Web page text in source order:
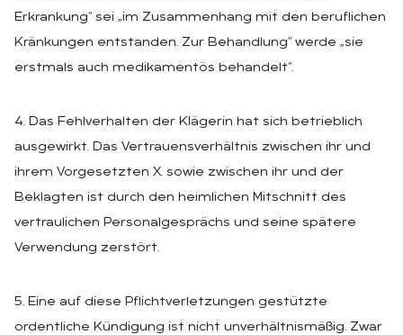
Erkrankung“ sei „im Zusammenhang mit den beruflichen
Kränkungen entstanden. Zur Behandlung“ werde „sie
erstmals auch medikamentös behandelt“.
4. Das Fehlverhalten der KIägerin hat sich betrieblich
ausgewirkt. Das Vertrauensverhältnis zwischen ihr und
ihrem Vorgesetzten X. sowie zwischen ihr und der
Beklagten ist durch den heimlichen Mitschnitt des
vertraulichen Personalgesprächs und seine spätere
Verwendung zerstört.
5. Eine auf diese Pflichtverletzungen gestützte
ordentliche Kündigung ist nicht unverhältnismäßig. Zwar